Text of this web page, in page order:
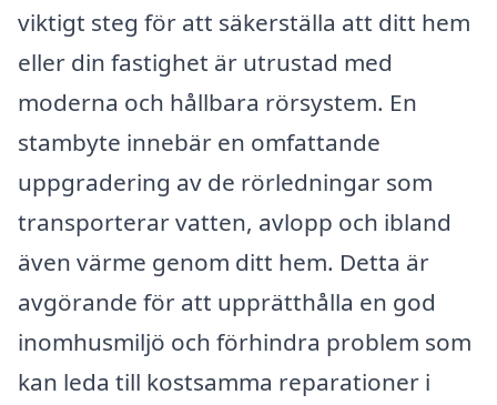
viktigt steg för att säkerställa att ditt hem
eller din fastighet är utrustad med
moderna och hållbara rörsystem. En
stambyte innebär en omfattande
uppgradering av de rörledningar som
transporterar vatten, avlopp och ibland
även värme genom ditt hem. Detta är
avgörande för att upprätthålla en god
inomhusmiljö och förhindra problem som
kan leda till kostsamma reparationer i